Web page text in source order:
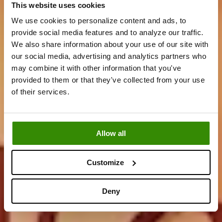
This website uses cookies
We use cookies to personalize content and ads, to
provide social media features and to analyze our traffic.
We also share information about your use of our site with
our social media, advertising and analytics partners who
may combine it with other information that you've
provided to them or that they've collected from your use
of their services.
Allow all
Customize
Deny